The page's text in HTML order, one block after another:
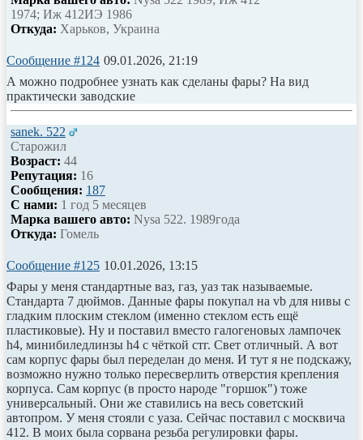
1974; Иж 412ИЭ 1986
Откуда: Харьков, Украина
Сообщение #124 09.01.2026, 21:19
А можно подробнее узнать как сделаны фары? На вид
практически заводские
sanek. 522
Старожил
Возраст: 44
Репутация: 16
Сообщения: 187
С нами: 1 год 5 месяцев
Марка вашего авто: Nysa 522. 1989года
Откуда: Гомель
Сообщение #125 10.01.2026, 13:15
Фары у меня стандартные ваз, газ, уаз так называемые.
Стандарта 7 дюймов. Данные фары покупал на vb для нивы с
гладким плоским стеклом (именно стеклом есть ещё
пластиковые). Ну и поставил вместо галогеновых лампочек
h4, минибиледлинзы h4 с чёткой стг. Свет отличный. А вот
сам корпус фары был переделан до меня. И тут я не подскажу,
возможно нужно только пересверлить отверстия крепления
корпуса. Сам корпус (в просто народе "горшок") тоже
универсальный. Они же ставились на весь советский
автопром. У меня стояли с уаза. Сейчас поставил с москвича
412. В моих была сорвана резьба регулировки фары.